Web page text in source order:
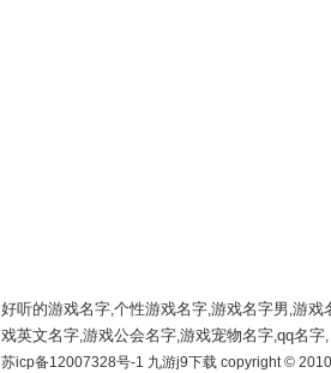
好听的游戏名字,个性游戏名字,游戏名字男 ,游戏
戏英文名字,游戏公会名字,游戏宠物名字,qq名字,
苏icp备12007328号-1 九游j9下载 copyright ©